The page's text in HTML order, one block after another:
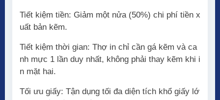
Tiết kiệm tiền: Giảm một nửa (50%) chi phí tiền x
uất bản kẽm.
Tiết kiệm thời gian: Thợ in chỉ cần gá kẽm và ca
nh mực 1 lần duy nhất, không phải thay kẽm khi i
n mặt hai.
Tối ưu giấy: Tận dụng tối đa diện tích khổ giấy lớ